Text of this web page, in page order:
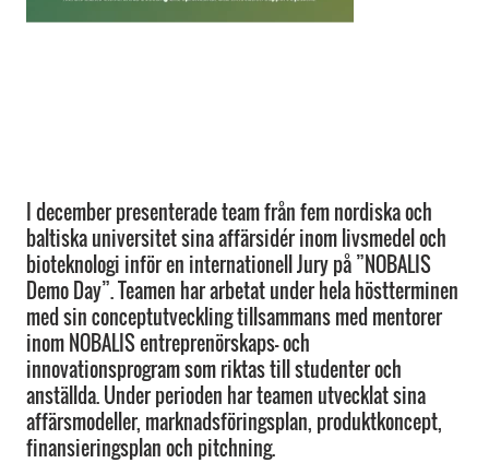
I december presenterade team från fem nordiska och
baltiska universitet sina affärsidér inom livsmedel och
bioteknologi inför en internationell Jury på ”NOBALIS
Demo Day”. Teamen har arbetat under hela höstterminen
med sin conceptutveckling tillsammans med mentorer
inom NOBALIS entreprenörskaps- och
innovationsprogram som riktas till studenter och
anställda. Under perioden har teamen utvecklat sina
affärsmodeller, marknadsföringsplan, produktkoncept,
finansieringsplan och pitchning.